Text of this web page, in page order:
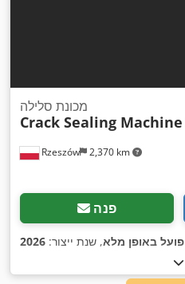
Rzeszów 2,370 km
מכונת סלילה
Crack Sealing Machine
פנה
פועל באופן מלא, שנת ייצור: 2026